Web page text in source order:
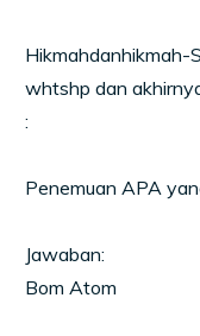
Hikmahdanhikmah-
whtshp dan
:
Penemuan APA
Jawaban:
Bom Atom